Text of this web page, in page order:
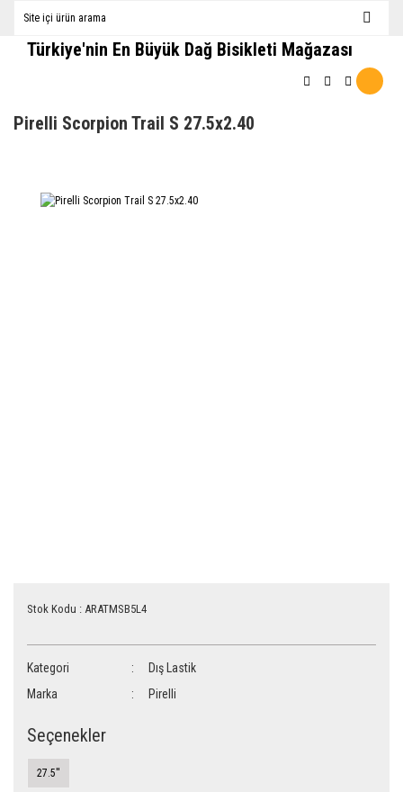
Türkiye'nin En Büyük Dağ Bisikleti Mağazası
Pirelli Scorpion Trail S 27.5x2.40
Stok Kodu : ARATMSB5L4
Kategori
Dış Lastik
Marka
Pirelli
Seçenekler
27.5''